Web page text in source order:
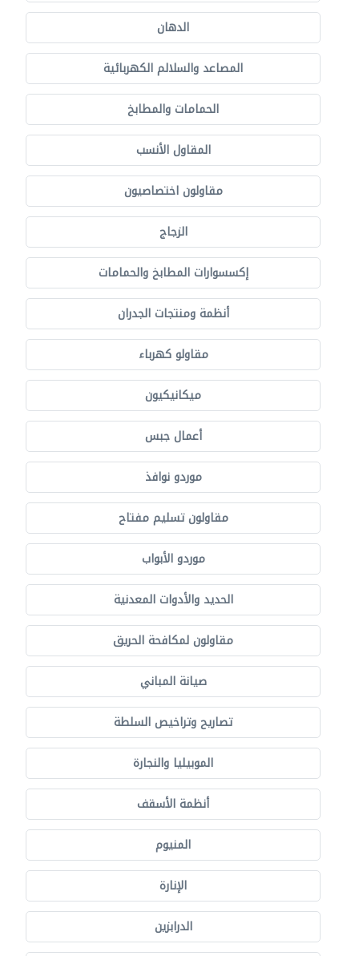
الدهان
المصاعد والسلالم الكهربائية
الحمامات والمطابخ
المقاول الأنسب
مقاولون اختصاصيون
الزجاج
إكسسوارات المطابخ والحمامات
أنظمة ومنتجات الجدران
مقاولو كهرباء
ميكانيكيون
أعمال جبس
موردو نوافذ
مقاولون تسليم مفتاح
موردو الأبواب
الحديد والأدوات المعدنية
مقاولون لمكافحة الحريق
صيانة المباني
تصاريح وتراخيص السلطة
الموبيليا والنجارة
أنظمة الأسقف
المنيوم
الإنارة
الدرابزين